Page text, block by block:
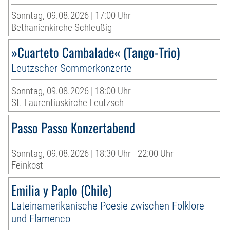
Sonntag, 09.08.2026 | 17:00 Uhr
Bethanienkirche Schleußig
»Cuarteto Cambalade« (Tango-Trio)
Leutzscher Sommerkonzerte
Sonntag, 09.08.2026 | 18:00 Uhr
St. Laurentiuskirche Leutzsch
Passo Passo Konzertabend
Sonntag, 09.08.2026 | 18:30 Uhr - 22:00 Uhr
Feinkost
Emilia y Paplo (Chile)
Lateinamerikanische Poesie zwischen Folklore
und Flamenco